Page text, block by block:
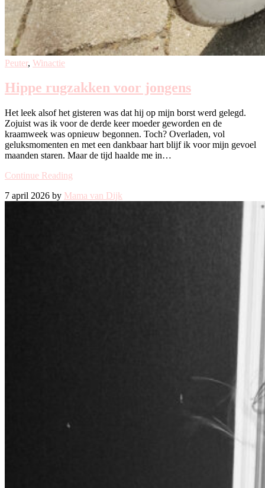
Peuter, Winactie
Hippe rugzakken voor jongens
Het leek alsof het gisteren was dat hij op mijn borst werd gelegd.
Zojuist was ik voor de derde keer moeder geworden en de
kraamweek was opnieuw begonnen. Toch? Overladen, vol
geluksmomenten en met een dankbaar hart blijf ik voor mijn gevoel
maanden staren. Maar de tijd haalde me in…
Continue Reading
7 april 2026 by Mama van Dijk